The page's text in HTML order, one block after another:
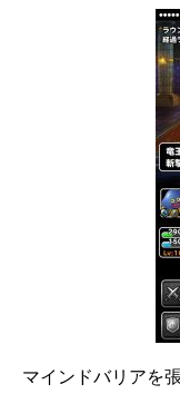
マインドバリアを